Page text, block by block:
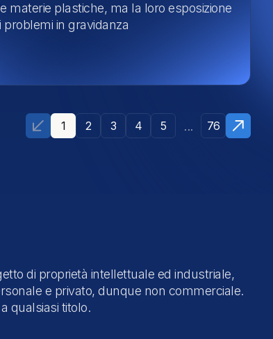
materie plastiche, ma la loro esposizione
in gravidanza
1 2 3 4 5 ... 76
di proprietà intellettuale ed industriale,
e privato, dunque non commerciale.
qualsiasi titolo.